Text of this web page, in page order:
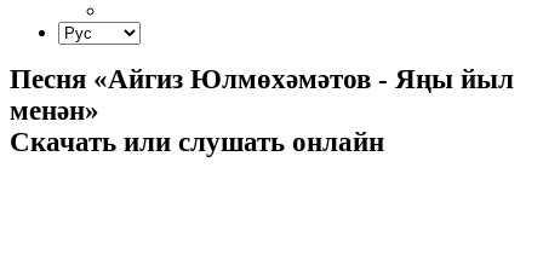
Песня «Айгиз Юлмөхәмәтов - Яңы йыл
менән»
Скачать или слушать онлайн